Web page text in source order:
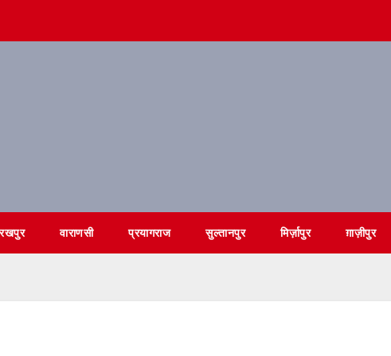
वाराणसी प्रयागराज सुल्तानपुर मिर्ज़ापुर ग़ाज़ीपुर